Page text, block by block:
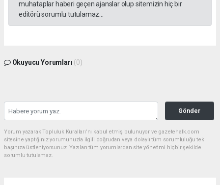
muhataplar haberi geçen ajanslar olup sitemizin hiç bir
editörü sorumlu tutulamaz...
Okuyucu Yorumları (0)
Gönder
Yorum yazarak Topluluk Kuralları’nı kabul etmiş bulunuyor ve gazetehalk.com
sitesine yaptığınız yorumunuzla ilgili doğrudan veya dolaylı tüm sorumluluğu tek
başınıza üstleniyorsunuz. Yazılan tüm yorumlardan site yönetimi hiçbir şekilde
sorumlu tutulamaz.